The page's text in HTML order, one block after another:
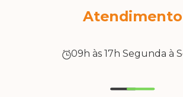
Atendimento
09h às 17h Segunda à